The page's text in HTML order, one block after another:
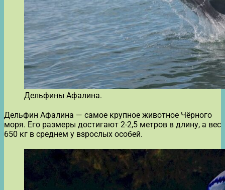
Дельфины Афалина.
Дельфин Афалина — самое крупное животное Чёрного
моря. Его размеры достигают 2-2,5 метров в длину, а вес
650 кг в среднем у взрослых особей.